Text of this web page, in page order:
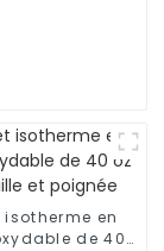
isotherme en
de 40